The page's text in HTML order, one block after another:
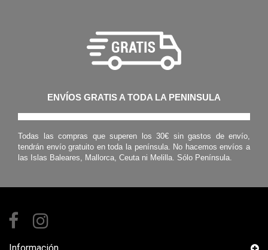
ENVÍOS GRATIS A TODA LA PENINSULA
Todas las compras que superen los 30€ sin gastos de envío,
tendrán envío gratuito en toda la península. No hacemos envíos a
las Islas Baleares, Mallorca, Ceuta ni Melilla. Sólo Península.